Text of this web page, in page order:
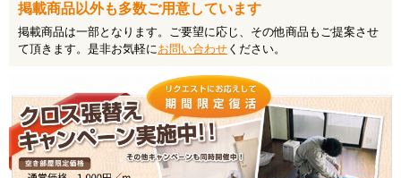
掲載商品以外も多数ご用意しています
掲載商品は一部となります。ご要望に応じ、その他商品もご提案させ
て頂きます。是非お気軽にお問い合わせ ください。
お問い合わせ
お気軽にお問い合わ
せください
近畿一円対応しております！
その他の地域に関しましても
一度お問い合わせ下さい！